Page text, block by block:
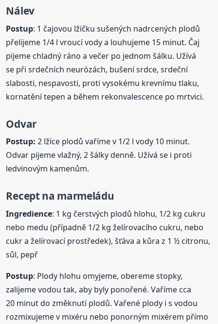
Nálev
Postup: 1 čajovou lžičku sušených nadrcených plodů
přelijeme 1/4 l vroucí vody a louhujeme 15 minut. Čaj
pijeme chladný ráno a večer po jednom šálku. Užívá
se při srdečních neurózách, bušení srdce, srdeční
slabosti, nespavosti, proti vysokému krevnímu tlaku,
kornatění tepen a během rekonvalescence po mrtvici.
Odvar
Postup: 2 lžíce plodů vaříme v 1/2 l vody 10 minut.
Odvar pijeme vlažný, 2 šálky denně. Užívá se i proti
ledvinovým kamenům.
Recept na marmeládu
Ingredience: 1 kg čerstvých plodů hlohu, 1/2 kg cukru
nebo medu (případně 1/2 kg želírovacího cukru, nebo
cukr a želírovací prostředek), šťáva a kůra z 1 ½ citronu,
sůl, pepř
Postup: Plody hlohu omyjeme, obereme stopky,
zalijeme vodou tak, aby byly ponořené. Vaříme cca
20 minut do změknutí plodů. Vařené plody i s vodou
rozmixujeme v mixéru nebo ponorným mixérem přímo